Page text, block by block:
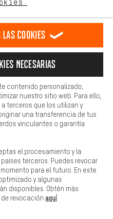
enlaces a plataformas de redes
más contenido e
a encontrar los productos adecuados.
sencilla.
que puedas usar nuestro sitio web.
cookies
necesarias
contenido personalizado,
nuestro sitio web. Para ello,
terceros que los utilizan y
una transferencia de tus
vinculantes o garantía
el procesamiento y la
terceros. Puedes revocar
para el futuro. En este
y algunas
disponibles. Obtén más
revocación aquí.